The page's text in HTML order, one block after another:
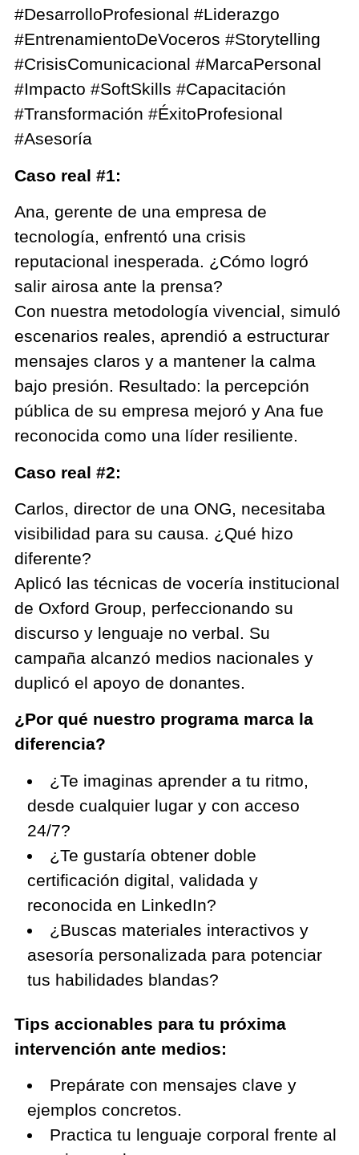
#DesarrolloProfesional #Liderazgo
#EntrenamientoDeVoceros #Storytelling
#CrisisComunicacional #MarcaPersonal
#Impacto #SoftSkills #Capacitación
#Transformación #ÉxitoProfesional
#Asesoría
Caso real #1:
Ana, gerente de una empresa de
tecnología, enfrentó una crisis
reputacional inesperada. ¿Cómo logró
salir airosa ante la prensa?
Con nuestra metodología vivencial, simuló
escenarios reales, aprendió a estructurar
mensajes claros y a mantener la calma
bajo presión. Resultado: la percepción
pública de su empresa mejoró y Ana fue
reconocida como una líder resiliente.
Caso real #2:
Carlos, director de una ONG, necesitaba
visibilidad para su causa. ¿Qué hizo
diferente?
Aplicó las técnicas de vocería institucional
de Oxford Group, perfeccionando su
discurso y lenguaje no verbal. Su
campaña alcanzó medios nacionales y
duplicó el apoyo de donantes.
¿Por qué nuestro programa marca la
diferencia?
¿Te imaginas aprender a tu ritmo,
desde cualquier lugar y con acceso
24/7?
¿Te gustaría obtener doble
certificación digital, validada y
reconocida en LinkedIn?
¿Buscas materiales interactivos y
asesoría personalizada para potenciar
tus habilidades blandas?
Tips accionables para tu próxima
intervención ante medios:
Prepárate con mensajes clave y
ejemplos concretos.
Practica tu lenguaje corporal frente al